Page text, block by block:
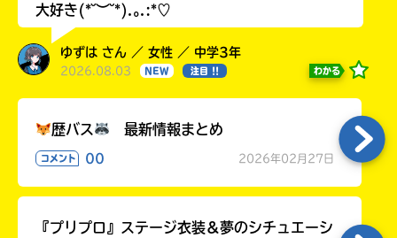
大好き(*˘︶˘*).｡.:*♡
ゆずは さん ／ 女性 ／ 中学3年
2026.08.03 NEW 注目 !! わかる
歴バス 最新情報まとめ
コメント 00 2026年02月27日
『プリプロ』ステージ衣装＆夢のシチュエーシ